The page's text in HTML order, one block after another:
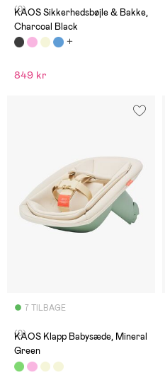
(0)
KAOS Sikkerhedsbøjle & Bakke,
Charcoal Black
849 kr
7 TILBAGE
(0)
KAOS Klapp Babysæde, Mineral
Green